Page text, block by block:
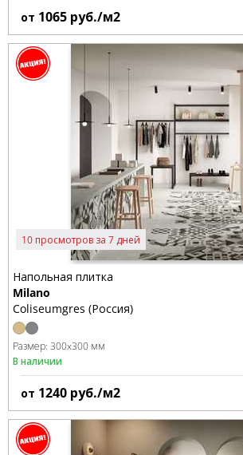
от 1065 руб./м2
10 просмотров за 7 дней
Напольная плитка
Milano
Coliseumgres (Россия)
Размер: 300x300 мм
В наличии
от 1240 руб./м2